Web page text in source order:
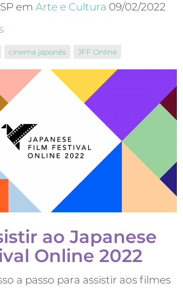
em Arte e Cultura 09/02/2022
cinema japonês JFF Online
ao Japanese
Online 2022
a passo para assistir aos filmes